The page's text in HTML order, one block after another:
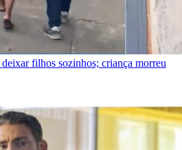
filhos sozinhos; criança morreu